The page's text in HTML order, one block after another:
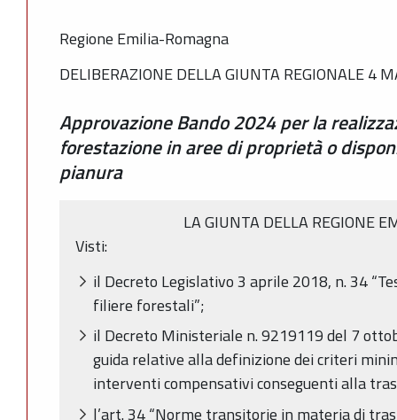
Regione Emilia-Romagna
DELIBERAZIONE DELLA GIUNTA REGIONALE 4
Approvazione Bando 2024 per la
forestazione in aree di proprietà o
pianura
LA GIUNTA DELLA REGIONE
Visti:
il Decreto Legislativo 3 aprile 2018, n. 34
filiere forestali”;
il Decreto Ministeriale n. 9219119 del 7
guida relative alla definizione dei criteri
interventi compensativi conseguenti alla
l’art. 34 “Norme transitorie in materia di